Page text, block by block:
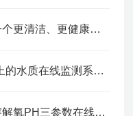
地表水水质自动监测仪—创造一个更清洁、更健康的环境@2024顺丰发货
多参数水质监测仪-一款蒸蒸日上的水质在线监测系统@2022已更新
多参数水质监测仪—一款浊度溶解氧PH三参数在线监测仪@2023已更新